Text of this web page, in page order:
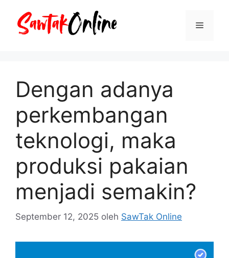
Menu
Dengan adanya
perkembangan
teknologi, maka
produksi pakaian
menjadi semakin?
September 12, 2025 oleh SawTak Online